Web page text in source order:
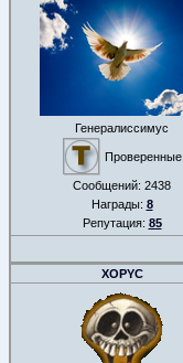
Генералиссимус
Проверенные
Сообщений: 2438
Награды: 8
Репутация: 85
XOPYC